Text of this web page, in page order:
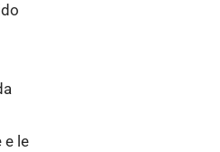
e le